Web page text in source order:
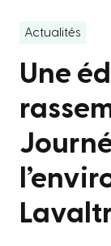
Actualités
Une